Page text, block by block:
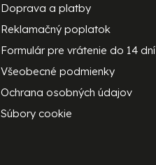
Doprava a platby
Reklamačný poplatok
Formulár pre vrátenie do 14 dní
Všeobecné podmienky
Ochrana osobných údajov
Súbory cookie